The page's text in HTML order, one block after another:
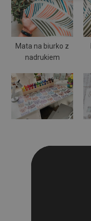
Mata na biurko z
nadrukiem